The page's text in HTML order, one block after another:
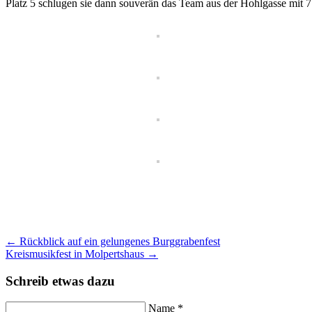
Platz 5 schlugen sie dann souverän das Team aus der Hohlgasse mit
← Rückblick auf ein gelungenes Burggrabenfest
Kreismusikfest in Molpertshaus →
Schreib etwas dazu
Name *